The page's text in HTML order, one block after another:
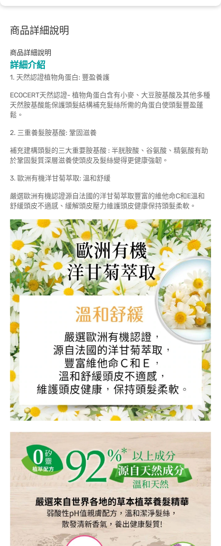
商品詳細說明
商品詳細說明
詳細介紹
1. 天然認證植物角蛋白: 豐盈養護
ECOCERT天然認證- 植物角蛋白含有小麥、大豆胺基酸及其他多種
天然胺基酸能保護頭髮結構補充髮絲所需的角蛋白使頭髮豐盈蓬
鬆。
2. 三重養髮胺基酸: 鞏固滋養
補充建構頭髮的三大重要胺基酸 : 半胱胺酸、谷氨酸、精氨酸有助
於鞏固髮質深層滋養使頭皮及髮絲變得更健康強韌。
3. 歐洲有機洋甘菊萃取: 溫和舒緩
嚴選歐洲有機認證源自法國的洋甘菊萃取豐富的維他命C和E溫和
舒緩頭皮不適感、緩解頭皮壓力維護頭皮健康保持頭髮柔軟。